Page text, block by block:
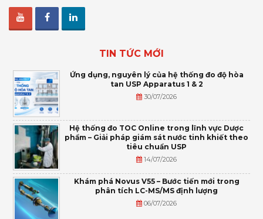
TIN TỨC MỚI
Ứng dụng, nguyên lý của hệ thống đo độ hòa
tan USP Apparatus 1 & 2
30/07/2026
Hệ thống đo TOC Online trong lĩnh vực Dược
phẩm – Giải pháp giám sát nước tinh khiết theo
tiêu chuẩn USP
14/07/2026
Khám phá Novus V55 – Bước tiến mới trong
phân tích LC-MS/MS định lượng
06/07/2026